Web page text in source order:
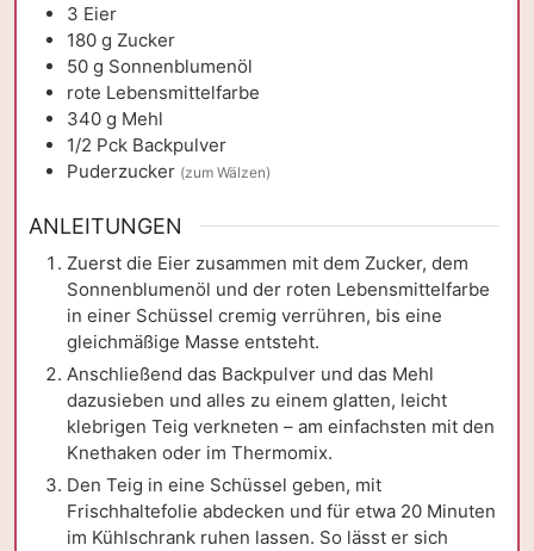
3 Eier
180 g Zucker
50 g Sonnenblumenöl
rote Lebensmittelfarbe
340 g Mehl
1/2 Pck Backpulver
Puderzucker (zum Wälzen)
ANLEITUNGEN
Zuerst die Eier zusammen mit dem Zucker, dem
Sonnenblumenöl und der roten Lebensmittelfarbe
in einer Schüssel cremig verrühren, bis eine
gleichmäßige Masse entsteht.
Anschließend das Backpulver und das Mehl
dazusieben und alles zu einem glatten, leicht
klebrigen Teig verkneten – am einfachsten mit den
Knethaken oder im Thermomix.
Den Teig in eine Schüssel geben, mit
Frischhaltefolie abdecken und für etwa 20 Minuten
im Kühlschrank ruhen lassen. So lässt er sich